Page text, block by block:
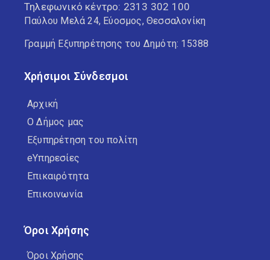
Τηλεφωνικό κέντρο: 2313 302 100
Παύλου Μελά 24, Εύοσμος, Θεσσαλονίκη
Γραμμή Εξυπηρέτησης του Δημότη: 15388
Χρήσιμοι Σύνδεσμοι
Αρχική
Ο Δήμος μας
Εξυπηρέτηση του πολίτη
eΥπηρεσίες
Επικαιρότητα
Επικοινωνία
Όροι Χρήσης
Όροι Χρήσης